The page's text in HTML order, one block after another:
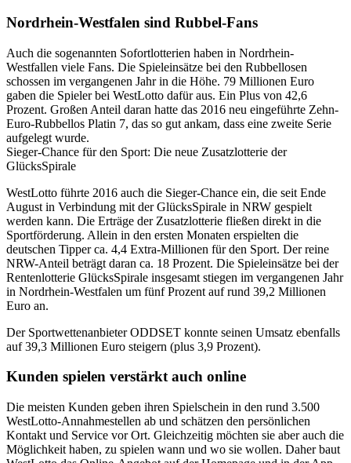
Nordrhein-Westfalen sind Rubbel-Fans
Auch die sogenannten Sofortlotterien haben in Nordrhein-
Westfallen viele Fans. Die Spieleinsätze bei den Rubbellosen
schossen im vergangenen Jahr in die Höhe. 79 Millionen Euro
gaben die Spieler bei WestLotto dafür aus. Ein Plus von 42,6
Prozent. Großen Anteil daran hatte das 2016 neu eingeführte Zehn-
Euro-Rubbellos Platin 7, das so gut ankam, dass eine zweite Serie
aufgelegt wurde.
Sieger-Chance für den Sport: Die neue Zusatzlotterie der
GlücksSpirale
WestLotto führte 2016 auch die Sieger-Chance ein, die seit Ende
August in Verbindung mit der GlücksSpirale in NRW gespielt
werden kann. Die Erträge der Zusatzlotterie fließen direkt in die
Sportförderung. Allein in den ersten Monaten erspielten die
deutschen Tipper ca. 4,4 Extra-Millionen für den Sport. Der reine
NRW-Anteil beträgt daran ca. 18 Prozent. Die Spieleinsätze bei der
Rentenlotterie GlücksSpirale insgesamt stiegen im vergangenen Jahr
in Nordrhein-Westfalen um fünf Prozent auf rund 39,2 Millionen
Euro an.
Der Sportwettenanbieter ODDSET konnte seinen Umsatz ebenfalls
auf 39,3 Millionen Euro steigern (plus 3,9 Prozent).
Kunden spielen verstärkt auch online
Die meisten Kunden geben ihren Spielschein in den rund 3.500
WestLotto-Annahmestellen ab und schätzen den persönlichen
Kontakt und Service vor Ort. Gleichzeitig möchten sie aber auch die
Möglichkeit haben, zu spielen wann und wo sie wollen. Daher baut